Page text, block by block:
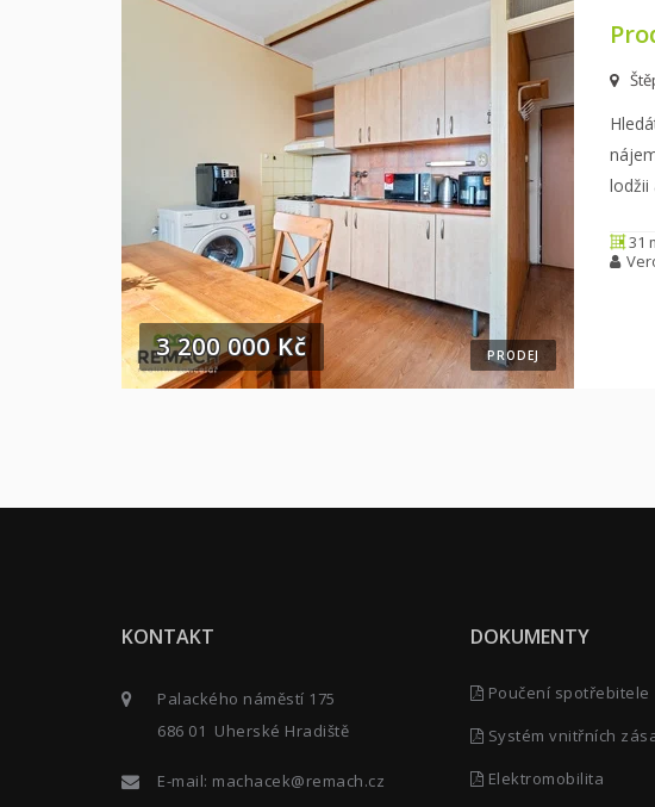
PRODEJ
3 200 000 Kč
lodžii
31
KONTAKT
Palackého náměstí 175
686 01 Uherské Hradiště
E-mail: machacek@remach.cz
DOKUMENTY
Poučení spotřebitele
Systém vnitřních
Elektromobilita